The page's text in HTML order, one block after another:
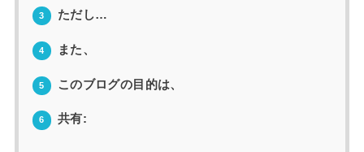
3 ただし…
4 また、
5 このブログの目的は、
6 共有: